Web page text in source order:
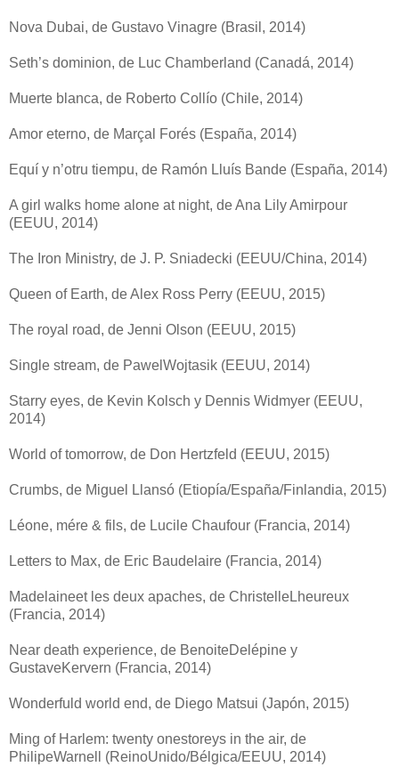
Nova Dubai, de Gustavo Vinagre (Brasil, 2014)
Seth’s dominion, de Luc Chamberland (Canadá, 2014)
Muerte blanca, de Roberto Collío (Chile, 2014)
Amor eterno, de Marçal Forés (España, 2014)
Equí y n’otru tiempu, de Ramón Lluís Bande (España, 2014)
A girl walks home alone at night, de Ana Lily Amirpour
(EEUU, 2014)
The Iron Ministry, de J. P. Sniadecki (EEUU/China, 2014)
Queen of Earth, de Alex Ross Perry (EEUU, 2015)
The royal road, de Jenni Olson (EEUU, 2015)
Single stream, de PawelWojtasik (EEUU, 2014)
Starry eyes, de Kevin Kolsch y Dennis Widmyer (EEUU,
2014)
World of tomorrow, de Don Hertzfeld (EEUU, 2015)
Crumbs, de Miguel Llansó (Etiopía/España/Finlandia, 2015)
Léone, mére & fils, de Lucile Chaufour (Francia, 2014)
Letters to Max, de Eric Baudelaire (Francia, 2014)
Madelaineet les deux apaches, de ChristelleLheureux
(Francia, 2014)
Near death experience, de BenoiteDelépine y
GustaveKervern (Francia, 2014)
Wonderfuld world end, de Diego Matsui (Japón, 2015)
Ming of Harlem: twenty onestoreys in the air, de
PhilipeWarnell (ReinoUnido/Bélgica/EEUU, 2014)